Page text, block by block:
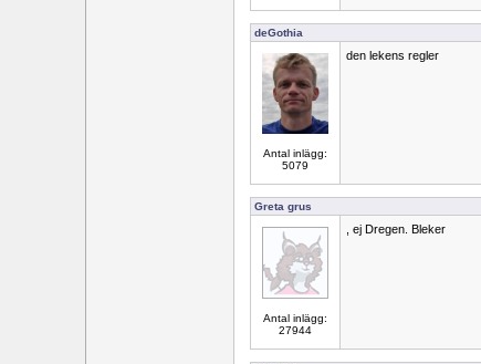
deGothia
Antal inlägg:
5079
den lekens regler
Greta grus
Antal inlägg:
27944
, ej Dregen. Bleker